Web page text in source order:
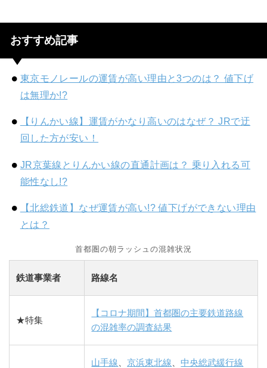
おすすめ記事
東京モノレールの運賃が高い理由と3つのは？ 値下げ
は無理か!?
【りんかい線】運賃がかなり高いのはなぜ？ JRで迂
回した方が安い！
JR京葉線とりんかい線の直通計画は？ 乗り入れる可
能性なし!?
【北総鉄道】なぜ運賃が高い!? 値下げができない理由
とは？
首都圏の朝ラッシュの混雑状況
鉄道事業者 路線名
★特集
【コロナ期間】首都圏の主要鉄道路線
の混雑率の調査結果
山手線 、京浜東北線 、中央総武緩行線